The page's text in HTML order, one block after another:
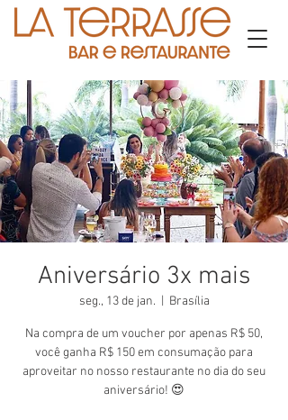
Aniversário 3x mais
seg., 13 de jan. Brasília
Na compra de um voucher por apenas R$ 50,
você ganha R$ 150 em consumação para
aproveitar no nosso restaurante no dia do seu
aniversário! 😍